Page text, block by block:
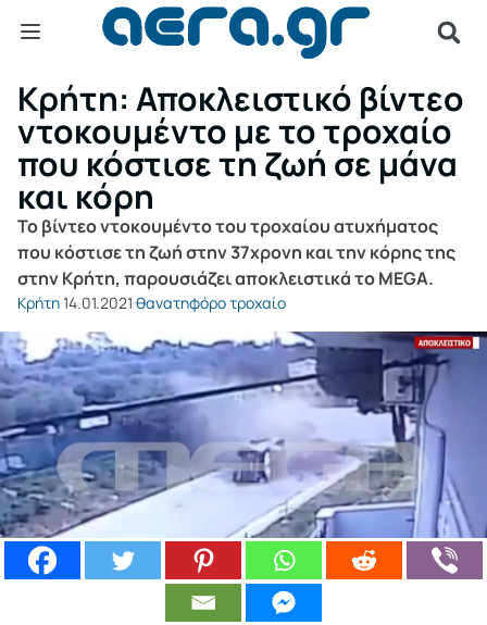
Κρήτη: Αποκλειστικό βίντεο
ντοκουμέντο με το τροχαίο
που κόστισε τη ζωή σε μάνα
και κόρη
Το βίντεο ντοκουμέντο του τροχαίου ατυχήματος
που κόστισε τη ζωή στην 37χρονη και την κόρης της
στην Κρήτη, παρουσιάζει αποκλειστικά το MEGA.
Κρήτη14.01.2021 θανατηφόρο τροχαίο